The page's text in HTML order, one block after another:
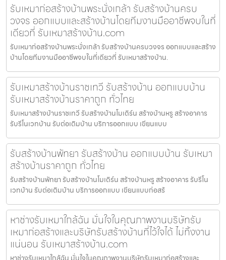
รับเหมาก่อสร้างบ้านพระนั่งเกล้า รับสร้างบ้านครบ
วงจร ออกแบบและสร้างบ้านโดยทีมงานมืออาชีพจบในที่
เดียวที่ รับเหมาสร้างบ้าน.com
รับเหมาก่อสร้างบ้านพระนั่งเกล้า รับสร้างบ้านครบวงจร ออกแบบและสร้าง
บ้านโดยทีมงานมืออาชีพจบในที่เดียวที่ รับเหมาสร้างบ้าน.
รับเหมาสร้างบ้านราชเทวี รับสร้างบ้าน ออกแบบบ้าน
รับเหมาสร้างบ้านราคาถูก ทั่วไทย
รับเหมาสร้างบ้านราชเทวี รับสร้างบ้านโมเดิร์น สร้างบ้านหรู สร้างอาคาร
รับรีโนเวทบ้าน รับต่อเติมบ้าน บริการออกแบบ เขียนแบบ
รับสร้างบ้านพัทยา รับสร้างบ้าน ออกแบบบ้าน รับเหมา
สร้างบ้านราคาถูก ทั่วไทย
รับสร้างบ้านพัทยา รับสร้างบ้านโมเดิร์น สร้างบ้านหรู สร้างอาคาร รับรีโน
เวทบ้าน รับต่อเติมบ้าน บริการออกแบบ เขียนแบบก่อสร้
หาช่างรับเหมาใกล้ฉัน มั่นใจในคุณภาพงานบริษัทรับ
เหมาก่อสร้างและบริษัทรับสร้างบ้านที่ไว้ใจได้ ไม่ทิ้งงาน
แน่นอน รับเหมาสร้างบ้าน.com